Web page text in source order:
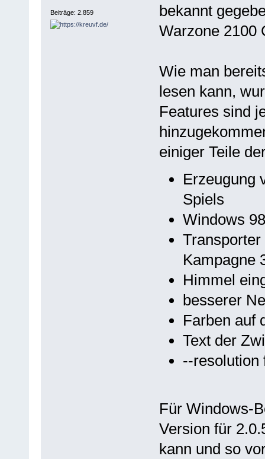
Beiträge: 2.859
bekannt
Warzone 2100
Wie man
lesen kann,
Features sind
einiger Teile
Erzeugung
Spiels
Windows
Kampagne
Himmel
besserer
Farben auf
Text der
--resolution
Für Windows-
Version für
kann und so